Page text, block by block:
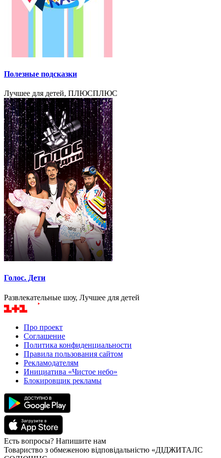
Полезные подсказки
Лучшее для детей, ПЛЮСПЛЮС
Голос. Дети
Развлекательные шоу, Лучшее для детей
Про проект
Соглашение
Политика конфиденциальности
Правила пользования сайтом
Рекламодателям
Инициатива «Чистое небо»
Блокировщик рекламы
Есть вопросы? Напишите нам
Товариство з обмеженою відповідальністю «ДІДЖИТАЛС